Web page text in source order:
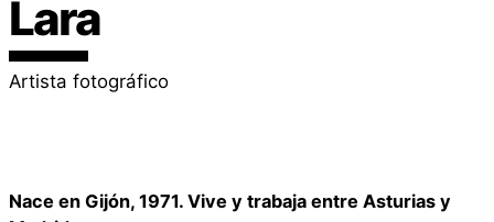
Lara
Artista fotográfico
Nace en Gijón, 1971. Vive y trabaja entre Asturias y